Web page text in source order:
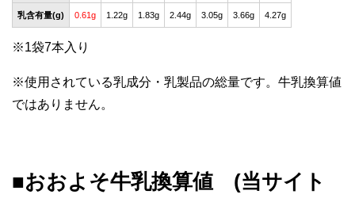
乳含有量(g) 0.61g 1.22g 1.83g 2.44g 3.05g 3.66g 4.27g
※1袋7本入り
※使用されている乳成分・乳製品の総量です。牛乳換算値
ではありません。
■おおよそ牛乳換算値 (当サイト